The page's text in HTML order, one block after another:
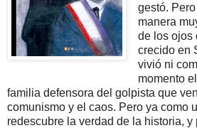
gestó.
manera
de los ojos
crecido en
vivió ni
momento
familia defensora del golpista que
comunismo y el caos. Pero ya como
redescubre la verdad de la historia,